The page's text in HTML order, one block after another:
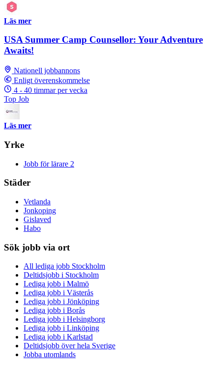
Läs mer
USA Summer Camp Counsellor: Your Adventure
Awaits!
Nationell jobbannons
Enligt överenskommelse
4 - 40 timmar per vecka
Top Job
Läs mer
Yrke
Jobb för lärare 2
Städer
Vetlanda
Jonkoping
Gislaved
Habo
Sök jobb via ort
All lediga jobb Stockholm
Deltidsjobb i Stockholm
Lediga jobb i Malmö
Lediga jobb i Västerås
Lediga jobb i Jönköping
Lediga jobb i Borås
Lediga jobb i Helsingborg
Lediga jobb i Linköping
Lediga jobb i Karlstad
Deltidsjobb över hela Sverige
Jobba utomlands